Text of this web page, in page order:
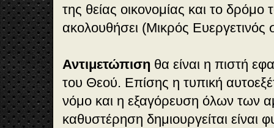
της θείας οικονομίας και το δρόμο
ακολουθήσει (Μικρός Ευεργετινός
Αντιμετώπιση θα είναι η πιστή
του Θεού. Επίσης η τυπική
νόμο και η εξαγόρευση όλων των
καθυστέρηση δημιουργείται είναι